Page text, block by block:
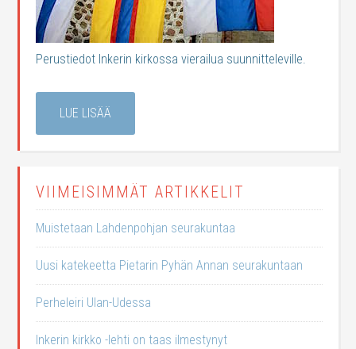
Perustiedot Inkerin kirkossa vierailua suunnitteleville.
LUE LISÄÄ
VIIMEISIMMÄT ARTIKKELIT
Muistetaan Lahdenpohjan seurakuntaa
Uusi katekeetta Pietarin Pyhän Annan seurakuntaan
Perheleiri Ulan-Udessa
Inkerin kirkko -lehti on taas ilmestynyt